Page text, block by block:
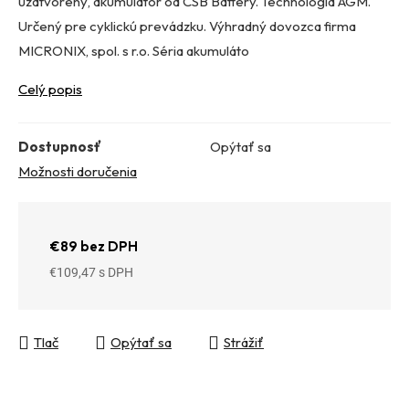
Určený pre cyklickú prevádzku. Výhradný dovozca firma
MICRONIX, spol. s r.o. Séria akumuláto
Celý popis
Dostupnosť
Opýtať sa
Možnosti doručenia
€89 bez DPH
€109,47
Tlač Opýtať sa Strážiť